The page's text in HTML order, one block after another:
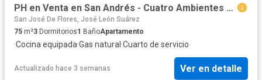
PH en Venta en San Andrés - Cuatro Ambientes - Próximo a estación
San José De Flores, José León Suárez
75 m²3 Dormitorios1 BañoApartamento
·Cocina equipada·Gas natural ·Cuarto de servicio
Actualizado hace 3 semanas Ver en detalle